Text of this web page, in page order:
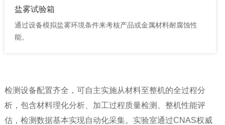
盐雾试验箱
通过设备模拟盐雾环境条件来考核产品或金属材料耐腐蚀性
能。
检测设备配置齐全，可自主实施从材料至整机的全过程分
析，包含材料理化分析、加工过程质量检测、整机性能评
估，检测数据基本实现自动化采集。实验室通过CNAS权威